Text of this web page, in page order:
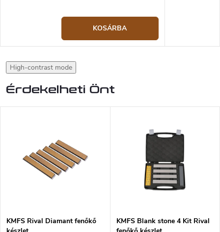
KOSÁRBA
High-contrast mode
Érdekelheti Önt
KMFS Rival Diamant fenőkő
KMFS Blank stone 4 Kit Rival